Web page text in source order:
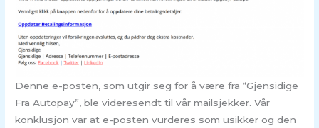
Denne e-posten, som utgir seg for å være fra “Gjensidige
Fra Autopay”, ble videresendt til vår mailsjekker. Vår
konklusjon var at e-posten vurderes som usikker og den